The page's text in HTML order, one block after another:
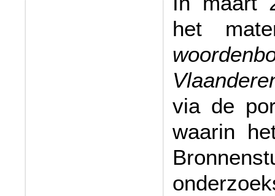
het
via de
waarin